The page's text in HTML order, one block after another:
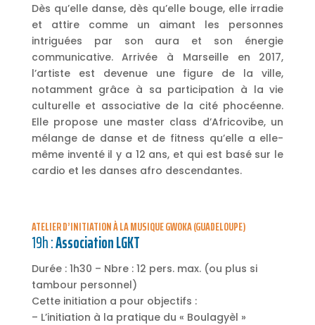
Dès qu’elle danse, dès qu’elle bouge, elle irradie
et attire comme un aimant les personnes
intriguées par son aura et son énergie
communicative. Arrivée à Marseille en 2017,
l’artiste est devenue une figure de la ville,
notamment grâce à sa participation à la vie
culturelle et associative de la cité phocéenne.
Elle propose une master class d’Africovibe, un
mélange de danse et de fitness qu’elle a elle-
même inventé il y a 12 ans, et qui est basé sur le
cardio et les danses afro descendantes.
ATELIER D’INITIATION À LA MUSIQUE GWOKA (GUADELOUPE)
19h :Association LGKT
Durée : 1h30 – Nbre : 12 pers. max. (ou plus si
tambour personnel)
Cette initiation a pour objectifs :
– L’initiation à la pratique du « Boulagyèl »